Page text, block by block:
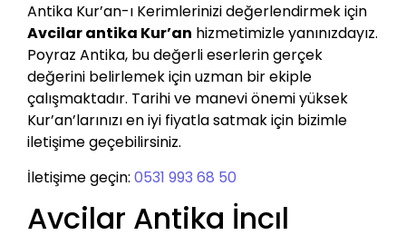
Antika Kur’an-ı Kerimlerinizi değerlendirmek için
Avcilar antika Kur’an hizmetimizle yanınızdayız.
Poyraz Antika, bu değerli eserlerin gerçek
değerini belirlemek için uzman bir ekiple
çalışmaktadır. Tarihi ve manevi önemi yüksek
Kur’an’larınızı en iyi fiyatla satmak için bizimle
iletişime geçebilirsiniz.
İletişime geçin: 0531 993 68 50
Avcilar Antika İncıl